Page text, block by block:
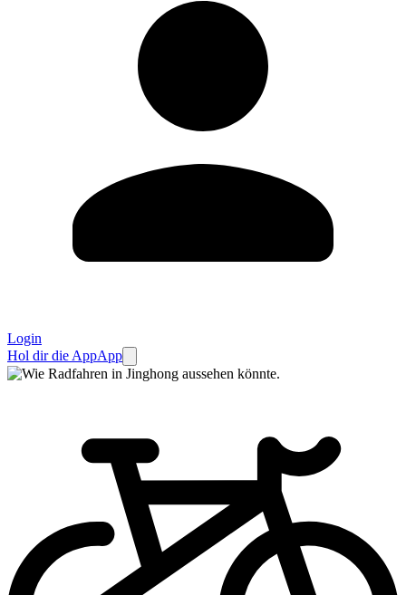
Login
Hol dir die AppApp